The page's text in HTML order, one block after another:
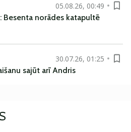
05.08.26, 00:49
Besenta norādes katapultē
30.07.26, 01:25
sajūt arī Andris